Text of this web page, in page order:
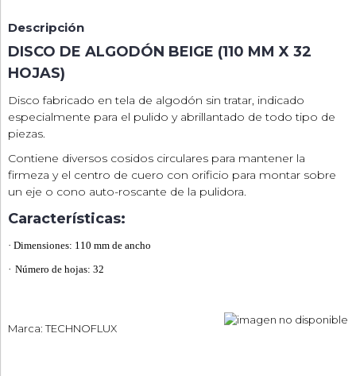
Descripción
DISCO DE ALGODÓN BEIGE (110 MM X 32
HOJAS)
Disco fabricado en tela de algodón sin tratar, indicado
especialmente para el pulido y abrillantado de todo tipo de
piezas.
Contiene diversos cosidos circulares para mantener la
firmeza y el centro de cuero con orificio para montar sobre
un eje o cono auto-roscante de la pulidora.
Características:
· Dimensiones: 110 mm de ancho
· Número de hojas: 32
Marca: TECHNOFLUX